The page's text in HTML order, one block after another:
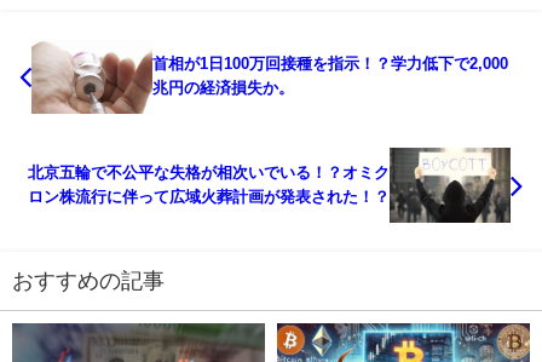
首相が1日100万回接種を指示！？学力低下で2,000
兆円の経済損失か。
北京五輪で不公平な失格が相次いでいる！？オミク
ロン株流行に伴って広域火葬計画が発表された！？
おすすめの記事